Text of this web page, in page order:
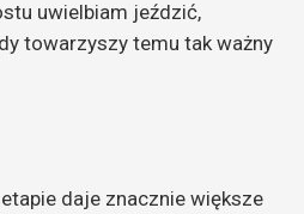
uwielbiam jeździć,
towarzyszy temu tak ważny
daje znacznie większe